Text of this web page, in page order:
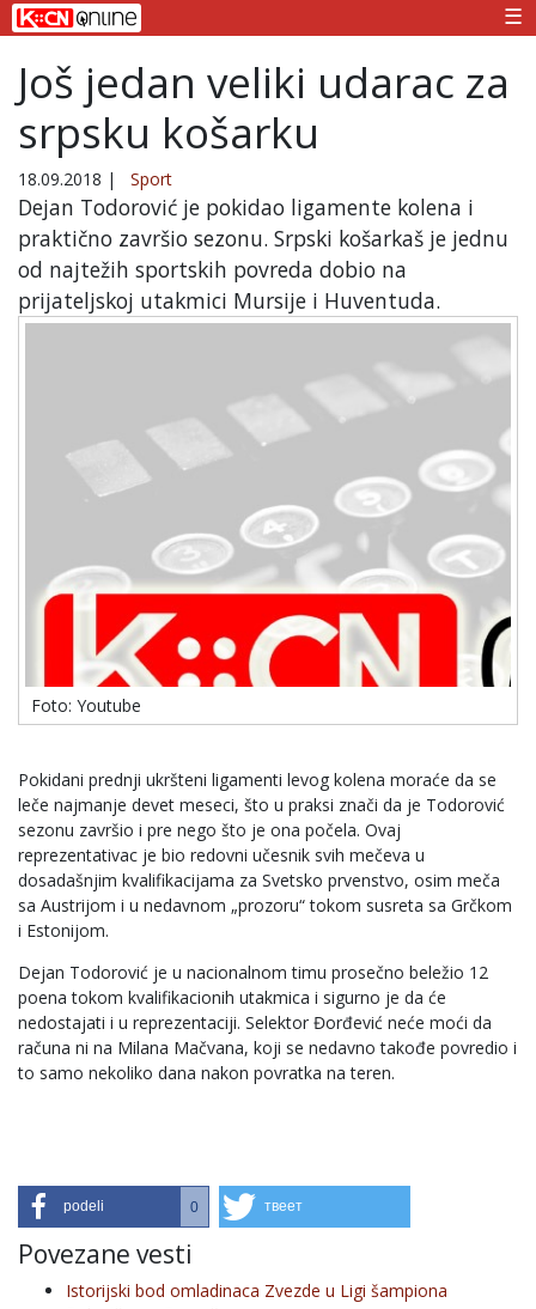
☰
Još jedan veliki udarac za
srpsku košarku
18.09.2018 | Sport
Dejan Todorović je pokidao ligamente kolena i
praktično završio sezonu. Srpski košarkaš je jednu
od najtežih sportskih povreda dobio na
prijateljskoj utakmici Mursije i Huventuda.
Foto: Youtube
Pokidani prednji ukršteni ligamenti levog kolena moraće da se
leče najmanje devet meseci, što u praksi znači da je Todorović
sezonu završio i pre nego što je ona počela. Ovaj
reprezentativac je bio redovni učesnik svih mečeva u
dosadašnjim kvalifikacijama za Svetsko prvenstvo, osim meča
sa Austrijom i u nedavnom „prozoru“ tokom susreta sa Grčkom
i Estonijom.
Dejan Todorović je u nacionalnom timu prosečno beležio 12
poena tokom kvalifikacionih utakmica i sigurno je da će
nedostajati i u reprezentaciji. Selektor Đorđević neće moći da
računa ni na Milana Mačvana, koji se nedavno takođe povredio i
to samo nekoliko dana nakon povratka na teren.
podeli 0 твеет
Povezane vesti
Istorijski bod omladinaca Zvezde u Ligi šampiona